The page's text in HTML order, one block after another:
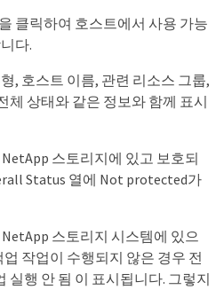
클릭하여 호스트에서 사용 가능
다.
, 호스트 이름, 관련 리소스 그룹,
체 상태와 같은 정보와 함께 표시
스토리지에 있고 보호되
Status 열에 Not protected가
스토리지 시스템에 있으
작업이 수행되지 않은 경우 전
실행 안 됨 이 표시됩니다. 그렇지